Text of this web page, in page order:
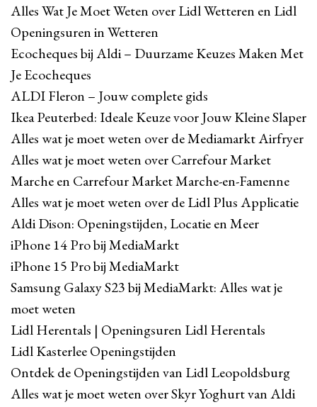
Alles Wat Je Moet Weten over Lidl Wetteren en Lidl
Openingsuren in Wetteren
Ecocheques bij Aldi – Duurzame Keuzes Maken Met
Je Ecocheques
ALDI Fleron – Jouw complete gids
Ikea Peuterbed: Ideale Keuze voor Jouw Kleine Slaper
Alles wat je moet weten over de Mediamarkt Airfryer
Alles wat je moet weten over Carrefour Market
Marche en Carrefour Market Marche-en-Famenne
Alles wat je moet weten over de Lidl Plus Applicatie
Aldi Dison: Openingstijden, Locatie en Meer
iPhone 14 Pro bij MediaMarkt
iPhone 15 Pro bij MediaMarkt
Samsung Galaxy S23 bij MediaMarkt: Alles wat je
moet weten
Lidl Herentals | Openingsuren Lidl Herentals
Lidl Kasterlee Openingstijden
Ontdek de Openingstijden van Lidl Leopoldsburg
Alles wat je moet weten over Skyr Yoghurt van Aldi